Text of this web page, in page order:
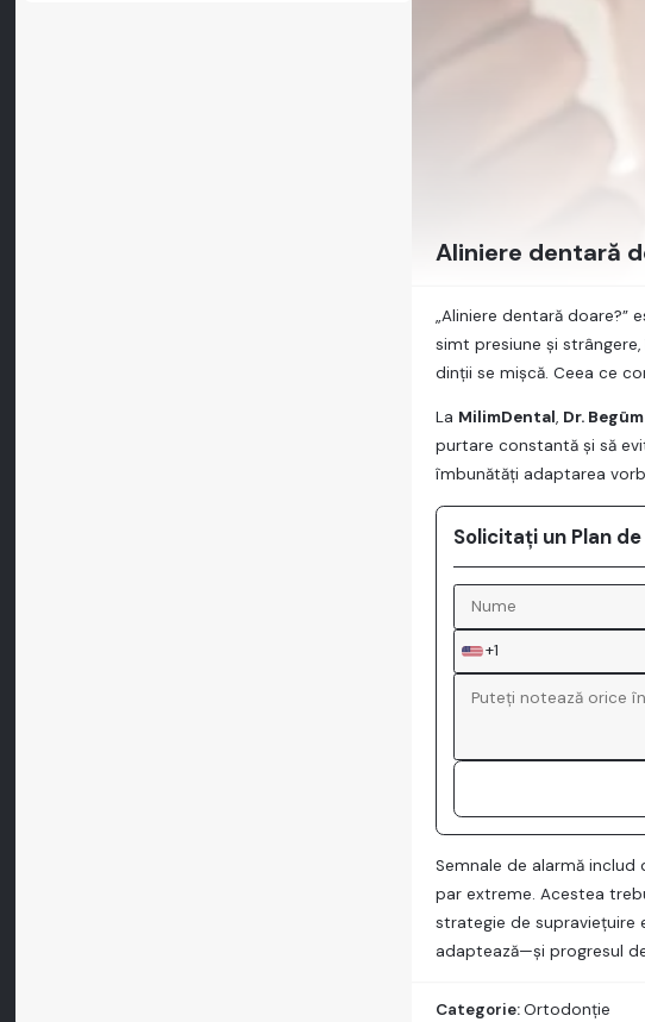
Aliniere dentară
„Aliniere dentară
simt presiune și
dinții se mișcă. Ceea ce
La MilimDental, Dr.
purtare constantă și să
îmbunătăți adaptarea
Solicitați un Plan
+1
Semnale de alarmă
par extreme. Acestea
strategie de supraviețuire
adaptează—și progresul
Categorie:Ortodonție